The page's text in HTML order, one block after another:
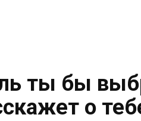
ты бы
о